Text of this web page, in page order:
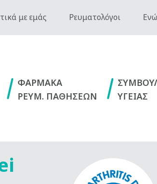
με εμάς Ρευματολόγοι
ΦΑΡΜΑΚΑ
ΡΕΥΜ. ΠΑΘΗΣΕΩΝ
ΥΓΕΙΑΣ